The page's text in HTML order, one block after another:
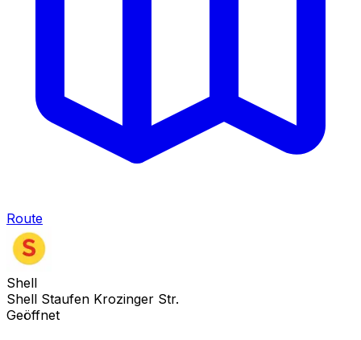
Route
Shell
Shell Staufen Krozinger Str.
Geöffnet